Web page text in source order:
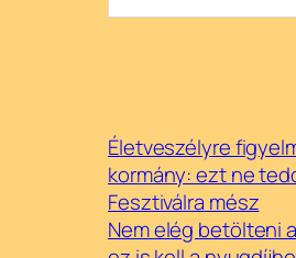
Életveszélyre
kormány: ezt ne
Fesztiválra mész
Nem elég betölteni